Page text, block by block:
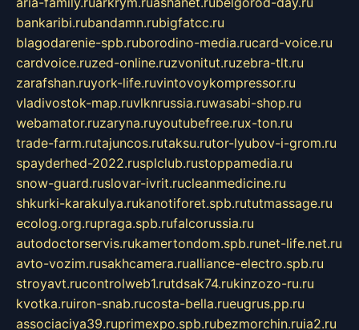
bankaribi.rubandamn.rubigfatcc.ru
blagodarenie-spb.ruborodino-media.rucard-voice.ru
cardvoice.ruzed-online.ruzvonitut.ruzebra-tlt.ru
zarafshan.ruyork-life.ruvintovoykompressor.ru
vladivostok-map.ruvlknrussia.ruwasabi-shop.ru
webamator.ruzaryna.ruyoutubefree.rux-ton.ru
trade-farm.rutajuncos.rutaksu.rutor-lyubov-i-grom.ru
spayderhed-2022.rusplclub.rustoppamedia.ru
snow-guard.ruslovar-ivrit.rucleanmedicine.ru
shkurki-karakulya.rukanotiforet.spb.rututmassage.ru
ecolog.org.rupraga.spb.rufalcorussia.ru
autodoctorservis.rukamertondom.spb.runet-life.net.ru
avto-vozim.rusakhcamera.rualliance-electro.spb.ru
stroyavt.rucontrolweb1.rutdsak74.rukinzozo-ru.ru
kvotka.ruiron-snab.rucosta-bella.rueugrus.pp.ru
associaciya39.ruprimexpo.spb.rubezmorchin.ruia2.ru